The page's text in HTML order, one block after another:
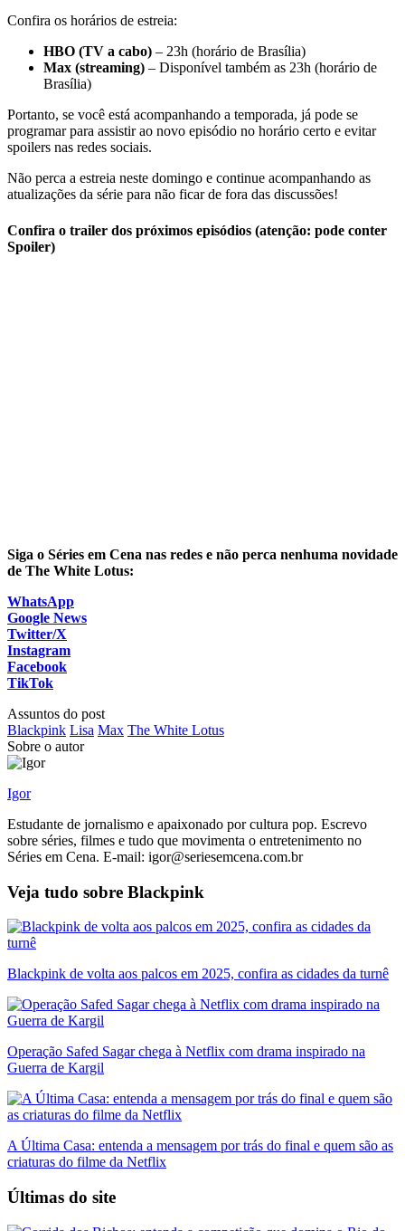
Confira os horários de estreia:
HBO (TV a cabo) – 23h (horário de Brasília)
Max (streaming) – Disponível também as 23h (horário de
Brasília)
Portanto, se você está acompanhando a temporada, já pode se
programar para assistir ao novo episódio no horário certo e evitar
spoilers nas redes sociais.
Não perca a estreia neste domingo e continue acompanhando as
atualizações da série para não ficar de fora das discussões!
Confira o trailer dos próximos episódios (atenção: pode conter
Spoiler)
Siga o Séries em Cena nas redes e não perca nenhuma novidade
de The White Lotus:
WhatsApp
Google News
Twitter/X
Instagram
Facebook
TikTok
Assuntos do post
Blackpink Lisa Max The White Lotus
Sobre o autor
Igor
Estudante de jornalismo e apaixonado por cultura pop. Escrevo
sobre séries, filmes e tudo que movimenta o entretenimento no
Séries em Cena. E-mail: igor@seriesemcena.com.br
Veja tudo sobre Blackpink
Blackpink de volta aos palcos em 2025, confira as cidades da turnê
Operação Safed Sagar chega à Netflix com drama inspirado na
Guerra de Kargil
A Última Casa: entenda a mensagem por trás do final e quem são as
criaturas do filme da Netflix
Últimas do site